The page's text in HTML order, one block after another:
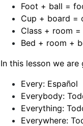
Foot + ball =
Cup + board =
Class + room
Bed + room +
In this lesson we
Every: Español
Everybody:
Everything:
Everywhere: